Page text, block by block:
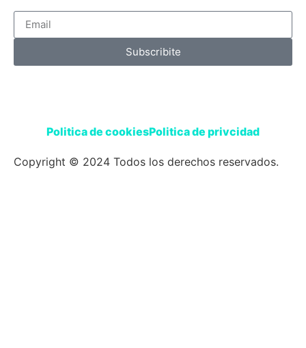
Subscribite
Politica de cookiesPolitica de privcidad
Copyright © 2024 Todos los derechos reservados.